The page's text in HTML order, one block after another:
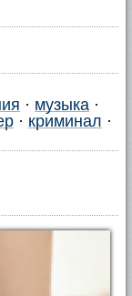
· музыка ·
· криминал ·